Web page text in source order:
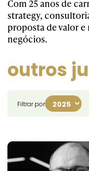
Com 25 anos de
strategy,
proposta de valor
negócios.
outros
Filtrar por